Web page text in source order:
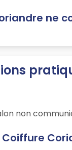
ne
non